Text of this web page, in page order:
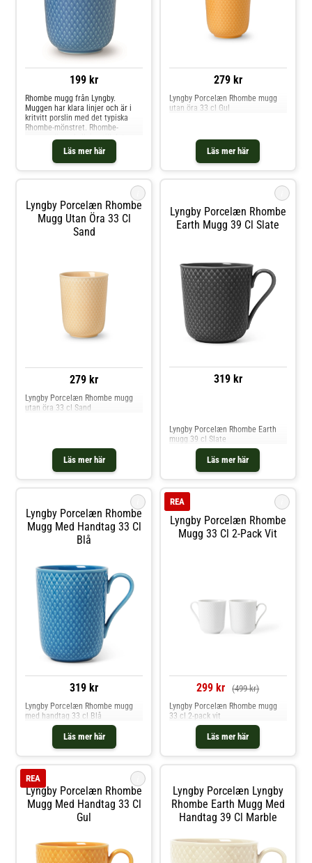
199 kr
Läs mer här
Rhombe mugg från Lyngby.
Muggen har klara linjer och är i
kritvitt porslin med det typiska
Rhombe-mönstret. Rhombe-
muggen är en hyllning till det
klassiska porslinet och en fin
tolkning av ett populärt och
välkänt mönster, som är hämtat
279 kr
Läs mer här
Lyngby Porcelæn Rhombe mugg
utan öra 33 cl Gul
Lyngby Porcelæn Rhombe
Mugg Utan Öra 33 Cl
Sand
279 kr
Läs mer här
Lyngby Porcelæn Rhombe mugg
utan öra 33 cl Sand
Lyngby Porcelæn Rhombe
Earth Mugg 39 Cl Slate
319 kr
Läs mer här
Lyngby Porcelæn Rhombe Earth
mugg 39 cl Slate
Lyngby Porcelæn Rhombe
Mugg Med Handtag 33 Cl
Blå
319 kr
Läs mer här
Lyngby Porcelæn Rhombe mugg
med handtag 33 cl Blå
Lyngby Porcelæn Rhombe
Mugg 33 Cl 2-Pack Vit
REA
299 kr (499 kr)
Läs mer här
Lyngby Porcelæn Rhombe mugg
33 cl 2-pack vit
Lyngby Porcelæn Rhombe
Mugg Med Handtag 33 Cl
Gul
REA
Lyngby Porcelæn Lyngby
Rhombe Earth Mugg Med
Handtag 39 Cl Marble